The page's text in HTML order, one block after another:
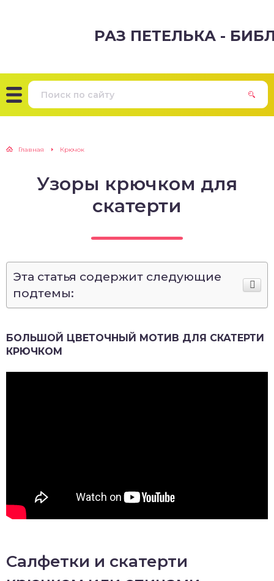
РАЗ ПЕТЕЛЬКА -
Главная Крючок
Узоры крючком для
скатерти
Эта статья содержит следующие
подтемы:
БОЛЬШОЙ ЦВЕТОЧНЫЙ МОТИВ ДЛЯ СКАТЕРТИ
КРЮЧКОМ
Салфетки и скатерти